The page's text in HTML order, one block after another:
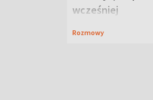
wcześniej
Rozmowy